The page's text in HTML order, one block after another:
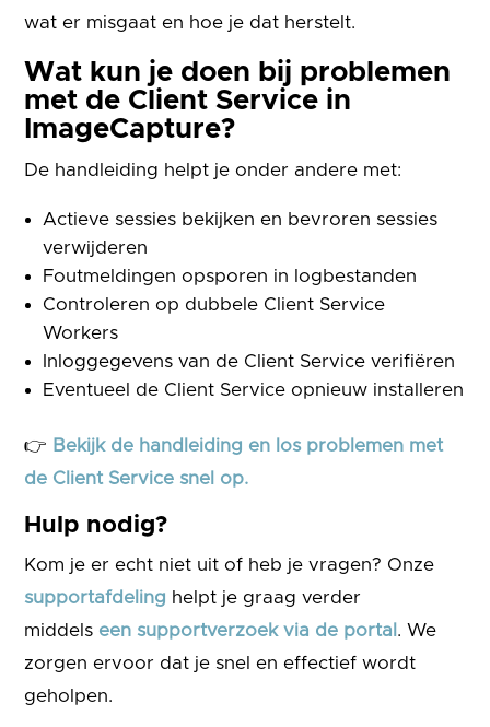
wat er misgaat en hoe je dat herstelt.
Wat kun je doen bij problemen
met de Client Service in
ImageCapture?
De handleiding helpt je onder andere met:
Actieve sessies bekijken en bevroren sessies
verwijderen
Foutmeldingen opsporen in logbestanden
Controleren op dubbele Client Service
Workers
Inloggegevens van de Client Service verifiëren
Eventueel de Client Service opnieuw installeren
👉 Bekijk de handleiding en los problemen met
de Client Service snel op.
Hulp nodig?
Kom je er echt niet uit of heb je vragen? Onze
supportafdeling helpt je graag verder
middels een supportverzoek via de portal . We
zorgen ervoor dat je snel en effectief wordt
geholpen.